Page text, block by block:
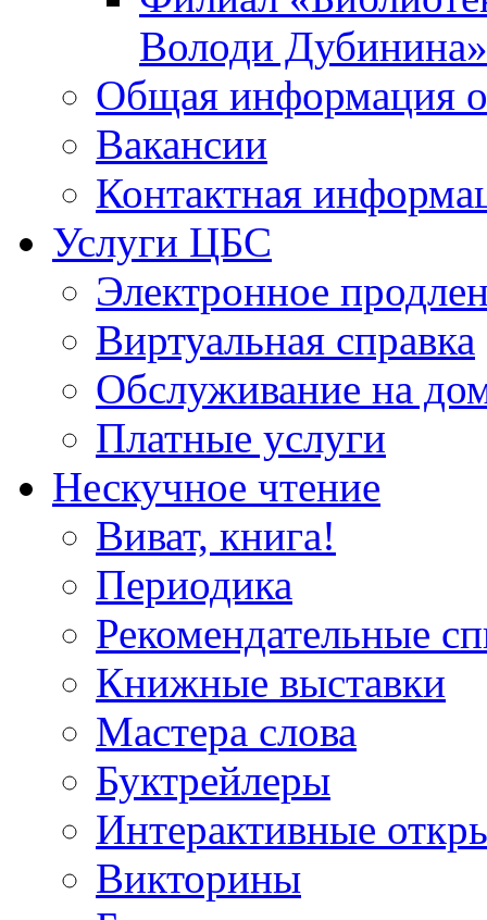
Володи Дубинина»
Общая информация
Вакансии
Контактная
Услуги ЦБС
Электронное
Виртуальная справка
Обслуживание на
Платные услуги
Нескучное чтение
Виват, книга!
Периодика
Рекомендательные
Книжные выставки
Мастера слова
Буктрейлеры
Интерактивные
Викторины